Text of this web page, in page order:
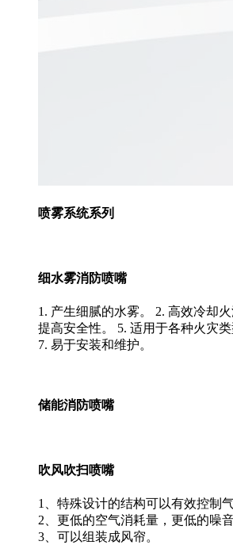
喷雾系统系列
细水雾消防喷嘴
1. 产生细腻的水雾。 2. 高效冷却
提高安全性。 5. 适用于各种火灾类
7. 易于安装和维护。
储能消防喷嘴
吹风吹扫喷嘴
1、特殊设计的结构可以有效控制
2、更低的空气消耗量，更低的噪
3、可以组装成风帘。